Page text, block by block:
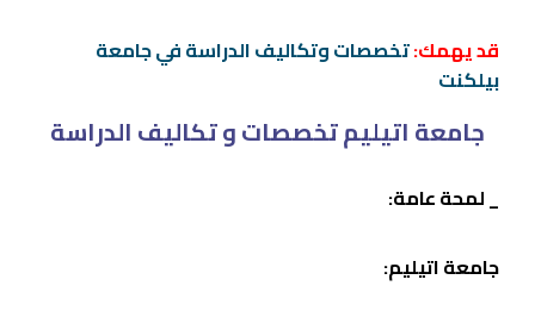
قد يهمك:تخصصات وتكاليف الدراسة في جامعة
بيلكنت
جامعة اتيليم تخصصات و تكاليف الدراسة
_ لمحة عامة:
جامعة اتيليم: